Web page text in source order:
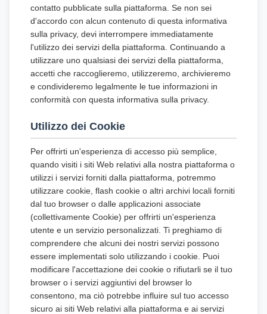
contatto pubblicate sulla piattaforma. Se non sei
d'accordo con alcun contenuto di questa informativa
sulla privacy, devi interrompere immediatamente
l'utilizzo dei servizi della piattaforma. Continuando a
utilizzare uno qualsiasi dei servizi della piattaforma,
accetti che raccoglieremo, utilizzeremo, archivieremo
e condivideremo legalmente le tue informazioni in
conformità con questa informativa sulla privacy.
Utilizzo dei Cookie
Per offrirti un'esperienza di accesso più semplice,
quando visiti i siti Web relativi alla nostra piattaforma o
utilizzi i servizi forniti dalla piattaforma, potremmo
utilizzare cookie, flash cookie o altri archivi locali forniti
dal tuo browser o dalle applicazioni associate
(collettivamente Cookie) per offrirti un'esperienza
utente e un servizio personalizzati. Ti preghiamo di
comprendere che alcuni dei nostri servizi possono
essere implementati solo utilizzando i cookie. Puoi
modificare l'accettazione dei cookie o rifiutarli se il tuo
browser o i servizi aggiuntivi del browser lo
consentono, ma ciò potrebbe influire sul tuo accesso
sicuro ai siti Web relativi alla piattaforma e ai servizi